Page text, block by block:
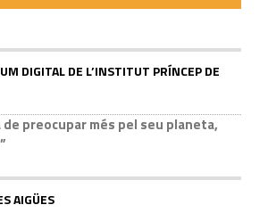
DIGITAL DE L’INSTITUT PRÍNCEP DE
preocupar més pel seu planeta,
AIGÜES